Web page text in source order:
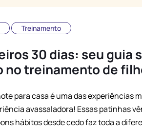
Treinamento
30 dias: seu guia
no treinamento de
para casa é uma das experiências
avassaladora! Essas patinhas
hábitos desde cedo faz toda a